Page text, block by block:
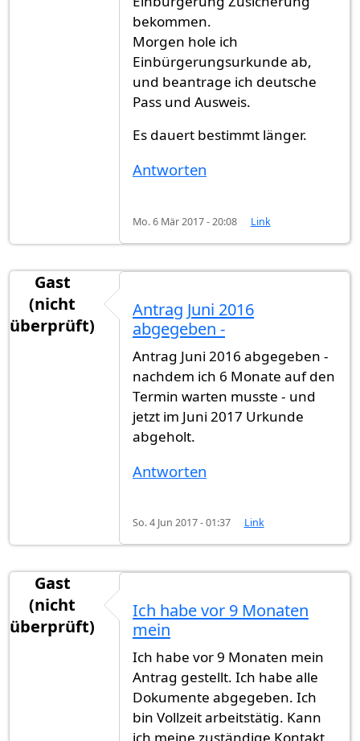
bekommen.
Morgen hole ich
Einbürgerungsurkunde ab,
und beantrage ich deutsche
Pass und Ausweis.
Es dauert bestimmt länger.
Antworten
Mo. 6 Mär 2017 - 20:08 Link
Gast
(nicht
überprüft)
Antrag Juni 2016
abgegeben -
Antrag Juni 2016 abgegeben -
nachdem ich 6 Monate auf den
Termin warten musste - und
jetzt im Juni 2017 Urkunde
abgeholt.
Antworten
So. 4 Jun 2017 - 01:37 Link
Gast
(nicht
überprüft)
Ich habe vor 9 Monaten
mein
Ich habe vor 9 Monaten mein
Antrag gestellt. Ich habe alle
Dokumente abgegeben. Ich
bin Vollzeit arbeitstätig. Kann